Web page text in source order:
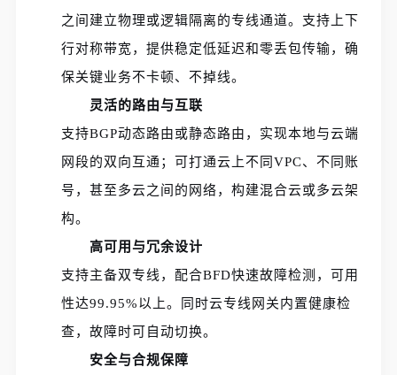
之间建立物理或逻辑隔离的专线通道。支持上下
行对称带宽，提供稳定低延迟和零丢包传输，确
保关键业务不卡顿、不掉线。
灵活的路由与互联
支持BGP动态路由或静态路由，实现本地与云端
网段的双向互通；可打通云上不同VPC、不同账
号，甚至多云之间的网络，构建混合云或多云架
构。
高可用与冗余设计
支持主备双专线，配合BFD快速故障检测，可用
性达99.95%以上。同时云专线网关内置健康检
查，故障时可自动切换。
安全与合规保障